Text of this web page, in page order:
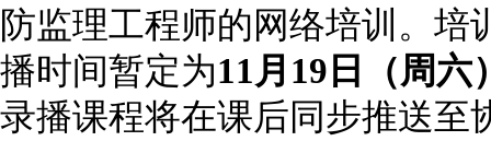
防监理工程师的网络培训。培
播时间暂定为11月19日（周六
录播课程将在课后同步推送至